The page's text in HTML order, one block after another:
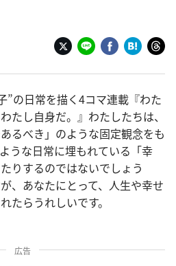
”の日常を描く4コマ連載『わた
たし自身だ。』わたしたちは、
るべき」のような固定観念をも
うな日常に埋もれている「幸
りするのではないでしょう
、あなたにとって、人生や幸せ
たらうれしいです。
広告